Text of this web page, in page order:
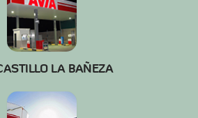
LA BAÑEZA